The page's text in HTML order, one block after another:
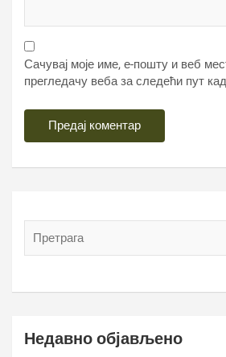
Сачувај моје име, е-пошту и веб
прегледачу веба за следећи пут
Недавно објављено